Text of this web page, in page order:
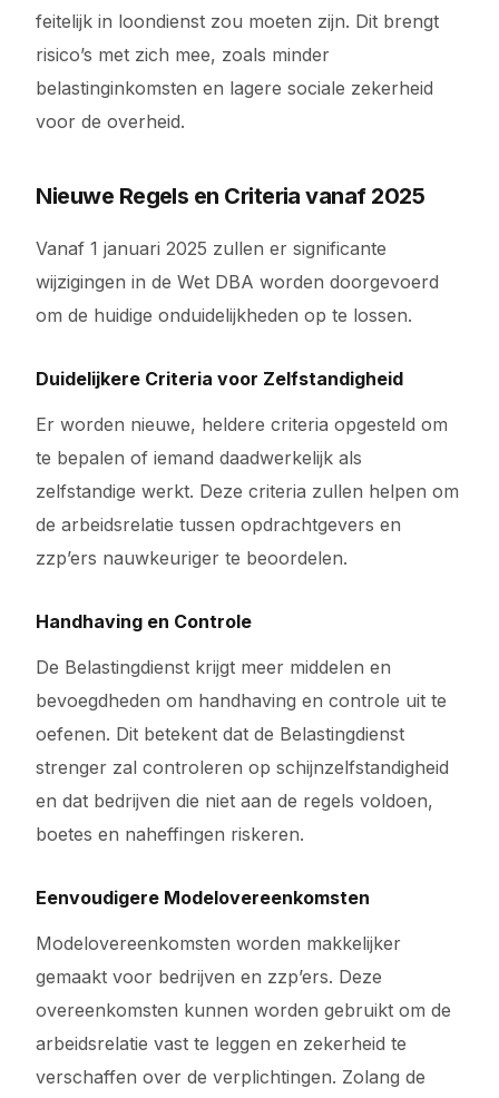
feitelijk in loondienst zou moeten zijn. Dit brengt
risico’s met zich mee, zoals minder
belastinginkomsten en lagere sociale zekerheid
voor de overheid.
Nieuwe Regels en Criteria vanaf 2025
Vanaf 1 januari 2025 zullen er significante
wijzigingen in de Wet DBA worden doorgevoerd
om de huidige onduidelijkheden op te lossen.
Duidelijkere Criteria voor Zelfstandigheid
Er worden nieuwe, heldere criteria opgesteld om
te bepalen of iemand daadwerkelijk als
zelfstandige werkt. Deze criteria zullen helpen om
de arbeidsrelatie tussen opdrachtgevers en
zzp’ers nauwkeuriger te beoordelen.
Handhaving en Controle
De Belastingdienst krijgt meer middelen en
bevoegdheden om handhaving en controle uit te
oefenen. Dit betekent dat de Belastingdienst
strenger zal controleren op schijnzelfstandigheid
en dat bedrijven die niet aan de regels voldoen,
boetes en naheffingen riskeren.
Eenvoudigere Modelovereenkomsten
Modelovereenkomsten worden makkelijker
gemaakt voor bedrijven en zzp’ers. Deze
overeenkomsten kunnen worden gebruikt om de
arbeidsrelatie vast te leggen en zekerheid te
verschaffen over de verplichtingen. Zolang de